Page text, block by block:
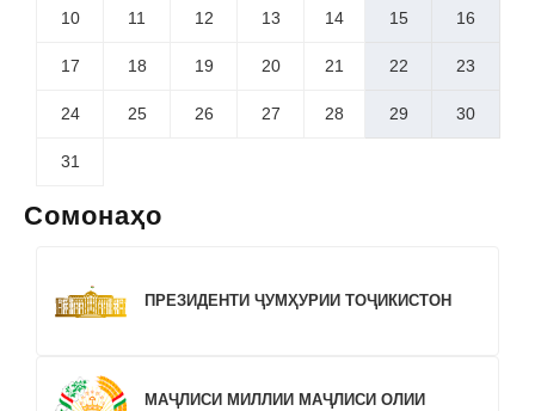
10 11 12 13 14 15 16
17 18 19 20 21 22 23
24 25 26 27 28 29 30
31
Сомонаҳо
ПРЕЗИДЕНТИ ҶУМҲУРИИ ТОҶИКИСТОН
МАҶЛИСИ МИЛЛИИ МАҶЛИСИ ОЛИИ